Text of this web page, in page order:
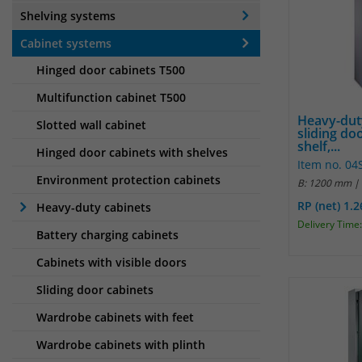
Shelving systems
Cabinet systems
Hinged door cabinets T500
Multifunction cabinet T500
Slotted wall cabinet
Hinged door cabinets with shelves
Environment protection cabinets
Heavy-duty cabinets
Battery charging cabinets
Cabinets with visible doors
Sliding door cabinets
Wardrobe cabinets with feet
Wardrobe cabinets with plinth
Heavy-
sliding
shelf,...
Item no.
B: 1200 mm
RP (net)
Delivery